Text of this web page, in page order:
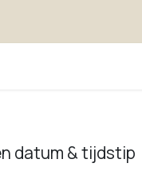
datum & tijdstip